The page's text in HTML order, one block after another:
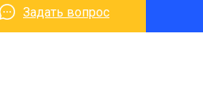
Задать вопрос